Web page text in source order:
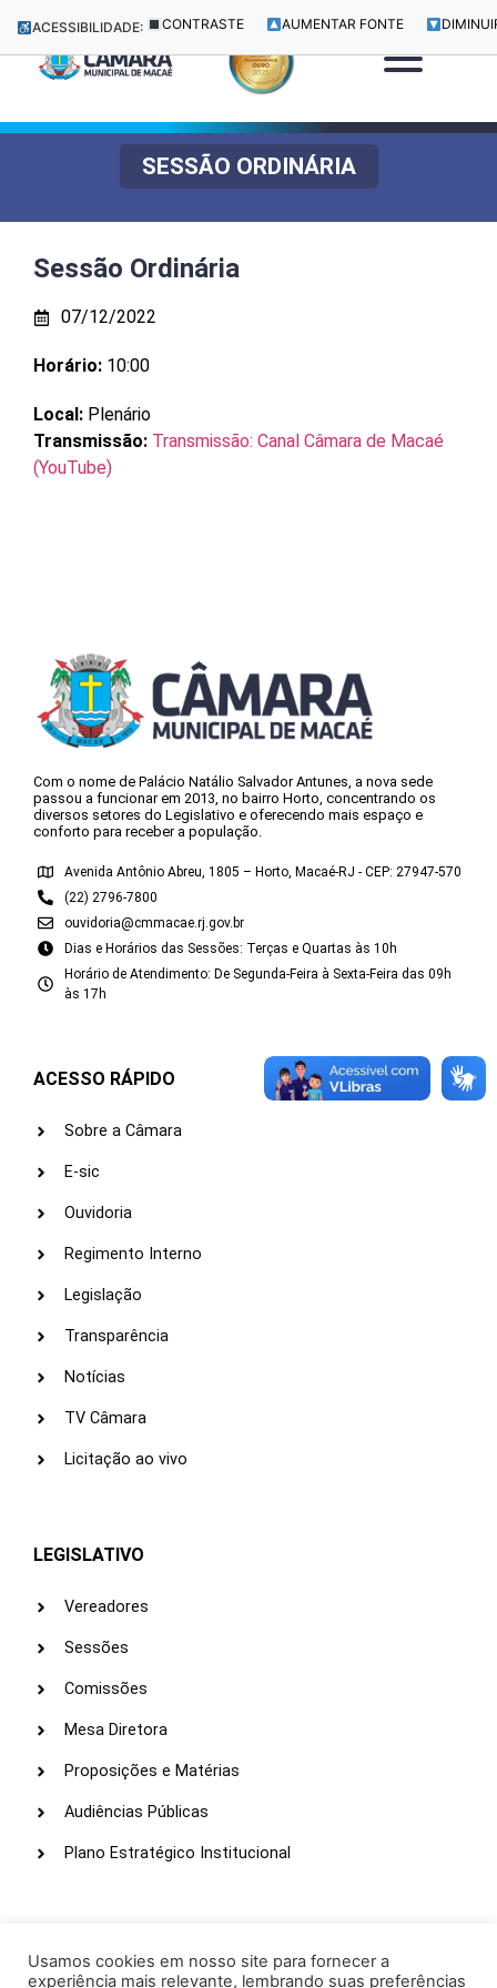
ACESSIBILIDADE: CONTRASTE AUMENTAR FONTE
SESSÃO ORDINÁRIA
Sessão Ordinária
07/12/2022
Horário: 10:00
Local: Plenário
Transmissão: Transmissão: Canal Câmara de Macaé
(YouTube)
Com o nome de Palácio Natálio Salvador Antunes, a nova sede
passou a funcionar em 2013, no bairro Horto, concentrando os
diversos setores do Legislativo e oferecendo mais espaço e
conforto para receber a população.
Avenida Antônio Abreu, 1805 – Horto, Macaé-RJ - CEP: 27947-570
(22) 2796-7800
ouvidoria@cmmacae.rj.gov.br
Dias e Horários das Sessões: Terças e Quartas às 10h
Horário de Atendimento: De Segunda-Feira à Sexta-Feira das 09h
às 17h
ACESSO RÁPIDO
Sobre a Câmara
E-sic
Ouvidoria
Regimento Interno
Legislação
Transparência
Notícias
TV Câmara
Licitação ao vivo
LEGISLATIVO
Vereadores
Sessões
Comissões
Mesa Diretora
Proposições e Matérias
Audiências Públicas
Plano Estratégico Institucional
Webmail
Usamos cookies em nosso site para fornecer a
experiência mais relevante, lembrando suas preferências